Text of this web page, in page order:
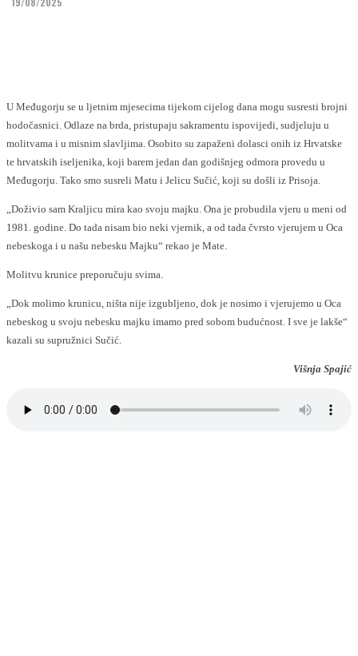
U Međugorju se u ljetnim mjesecima tijekom cijelog dana mogu susresti brojni
hodočasnici. Odlaze na brda, pristupaju sakramentu ispovijedi, sudjeluju u
molitvama i u misnim slavljima. Osobito su zapaženi dolasci onih iz Hrvatske
te hrvatskih iseljenika, koji barem jedan dan godišnjeg odmora provedu u
Međugorju. Tako smo susreli Matu i Jelicu Sučić, koji su došli iz Prisoja.
„Doživio sam Kraljicu mira kao svoju majku. Ona je probudila vjeru u meni od
1981. godine. Do tada nisam bio neki vjernik, a od tada čvrsto vjerujem u Oca
nebeskoga i u našu nebesku Majku“ rekao je Mate.
Molitvu krunice preporučuju svima.
„Dok molimo krunicu, ništa nije izgubljeno, dok je nosimo i vjerujemo u Oca
nebeskog u svoju nebesku majku imamo pred sobom budućnost. I sve je lakše“
kazali su supružnici Sučić.
Višnja Spajić